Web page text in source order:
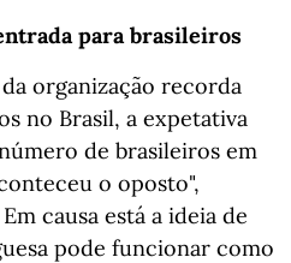
para brasileiros
organização recorda
no Brasil, a expetativa
de brasileiros em
o oposto",
causa está a ideia de
pode funcionar como